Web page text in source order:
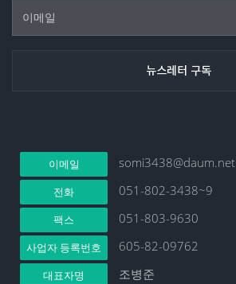
이메일 somi3438@daum.net
전화 051-802-3438~9
팩스 051-803-9630
사업자 등록번호 605-82-09762
대표자명 조병준